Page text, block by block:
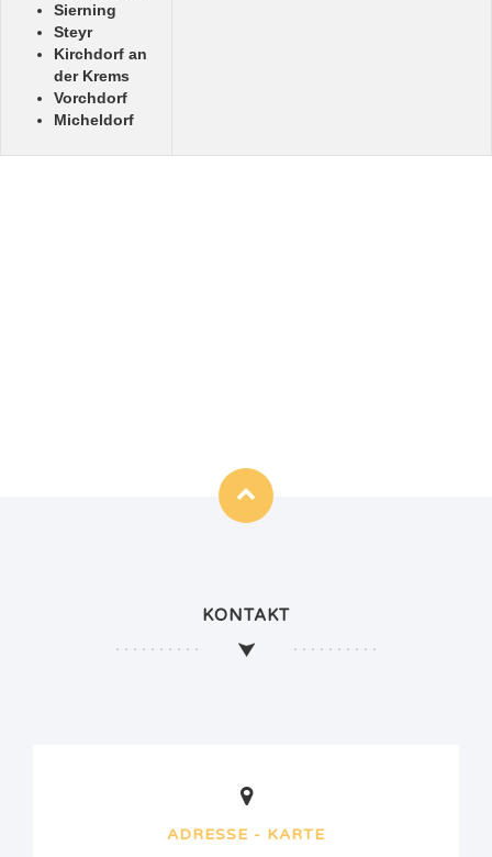
Sierning
Steyr
Kirchdorf an
der Krems
Vorchdorf
Micheldorf
KONTAKT
ADRESSE - KARTE